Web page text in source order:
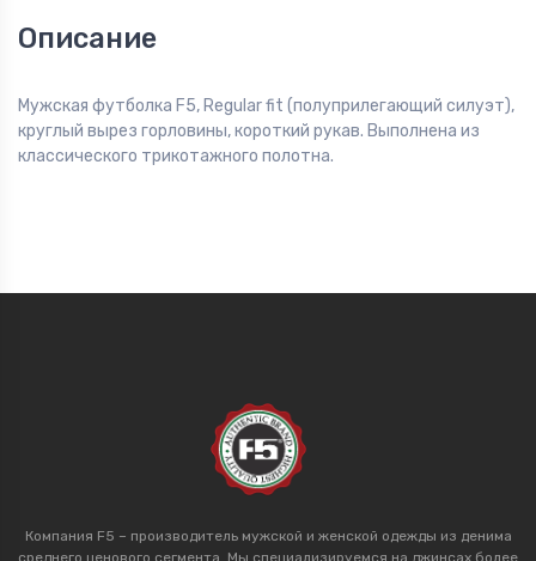
Описание
Мужская футболка F5, Regular fit (полуприлегающий силуэт),
круглый вырез горловины, короткий рукав. Выполнена из
классического трикотажного полотна.
Компания F5 – производитель мужской и женской одежды из денима